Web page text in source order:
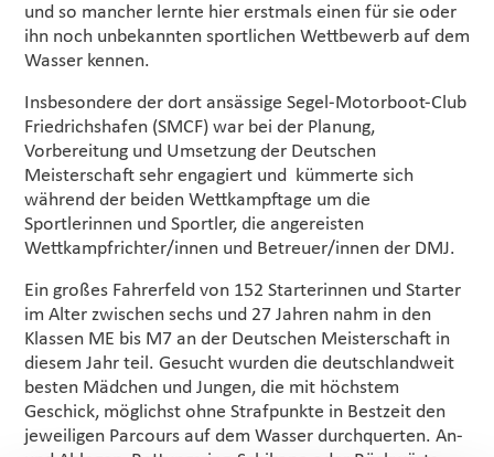
und so mancher lernte hier erstmals einen für sie oder
ihn noch unbekannten sportlichen Wettbewerb auf dem
Wasser kennen.
Insbesondere der dort ansässige Segel-Motorboot-Club
Friedrichshafen (SMCF) war bei der Planung,
Vorbereitung und Umsetzung der Deutschen
Meisterschaft sehr engagiert und kümmerte sich
während der beiden Wettkampftage um die
Sportlerinnen und Sportler, die angereisten
Wettkampfrichter/innen und Betreuer/innen der DMJ.
Ein großes Fahrerfeld von 152 Starterinnen und Starter
im Alter zwischen sechs und 27 Jahren nahm in den
Klassen ME bis M7 an der Deutschen Meisterschaft in
diesem Jahr teil. Gesucht wurden die deutschlandweit
besten Mädchen und Jungen, die mit höchstem
Geschick, möglichst ohne Strafpunkte in Bestzeit den
jeweiligen Parcours auf dem Wasser durchquerten. An-